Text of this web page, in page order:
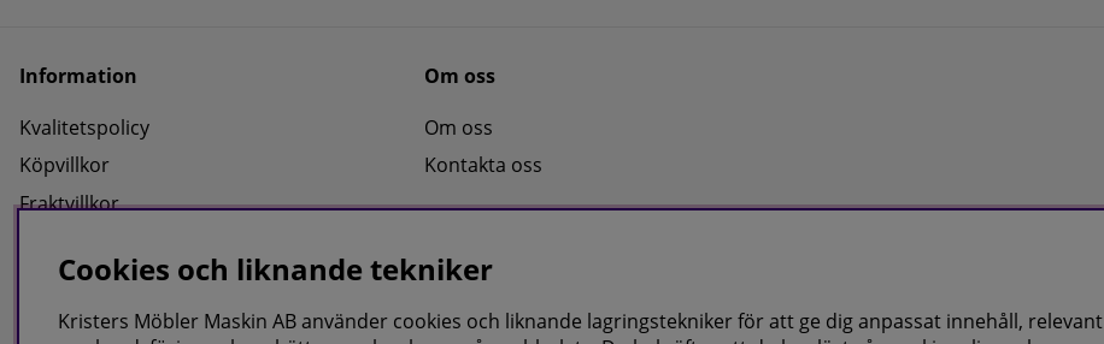
Information
Kvalitetspolicy
Köpvillkor
Fraktvillkor
Integritetspolicy
Cookies
Om oss
Om oss
Kontakta oss
Cookies och liknande tekniker
Kristers Möbler Maskin AB använder cookies och liknande lagringstekniker för att ge dig anpassat innehåll, relevant